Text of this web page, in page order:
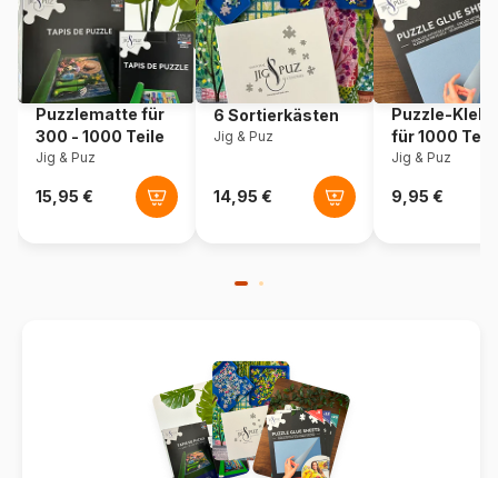
Teileanzahl 200 Teile
Maße 29 x 40 cm
Puzzlematte für
300 - 1000 Teile
Jig & Puz
6 Sortierkästen
Jig & Puz
Puzzle-
für 1000
Jig & Puz